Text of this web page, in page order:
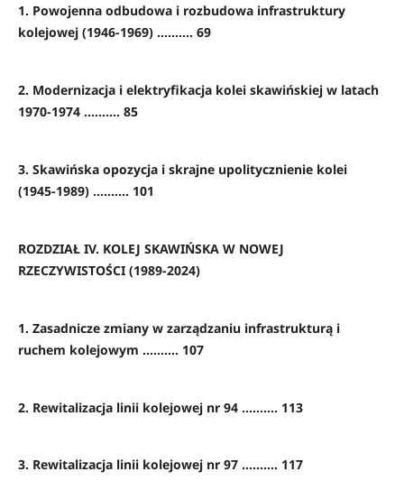
1. Powojenna odbudowa i rozbudowa infrastruktury
kolejowej (1946-1969) .......... 69
2. Modernizacja i elektryfikacja kolei skawińskiej w latach
1970-1974 .......... 85
3. Skawińska opozycja i skrajne upolitycznienie kolei
(1945-1989) .......... 101
ROZDZIAŁ IV. KOLEJ SKAWIŃSKA W NOWEJ
RZECZYWISTOŚCI (1989-2024)
1. Zasadnicze zmiany w zarządzaniu infrastrukturą i
ruchem kolejowym .......... 107
2. Rewitalizacja linii kolejowej nr 94 .......... 113
3. Rewitalizacja linii kolejowej nr 97 .......... 117